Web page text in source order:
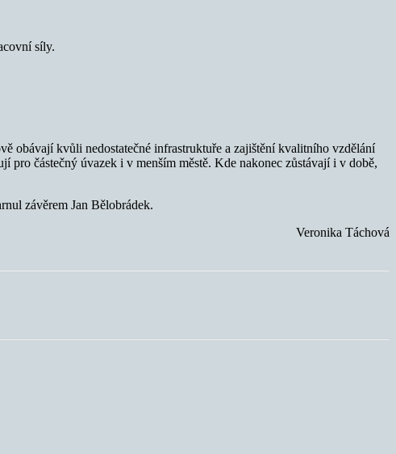
síly.
obávají kvůli nedostatečné infrastruktuře a zajištění kvalitního vzdělání
částečný úvazek i v menším městě. Kde nakonec zůstávají i v době,
závěrem Jan Bělobrádek.
Veronika Táchová